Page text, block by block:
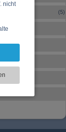
nicht
(5)